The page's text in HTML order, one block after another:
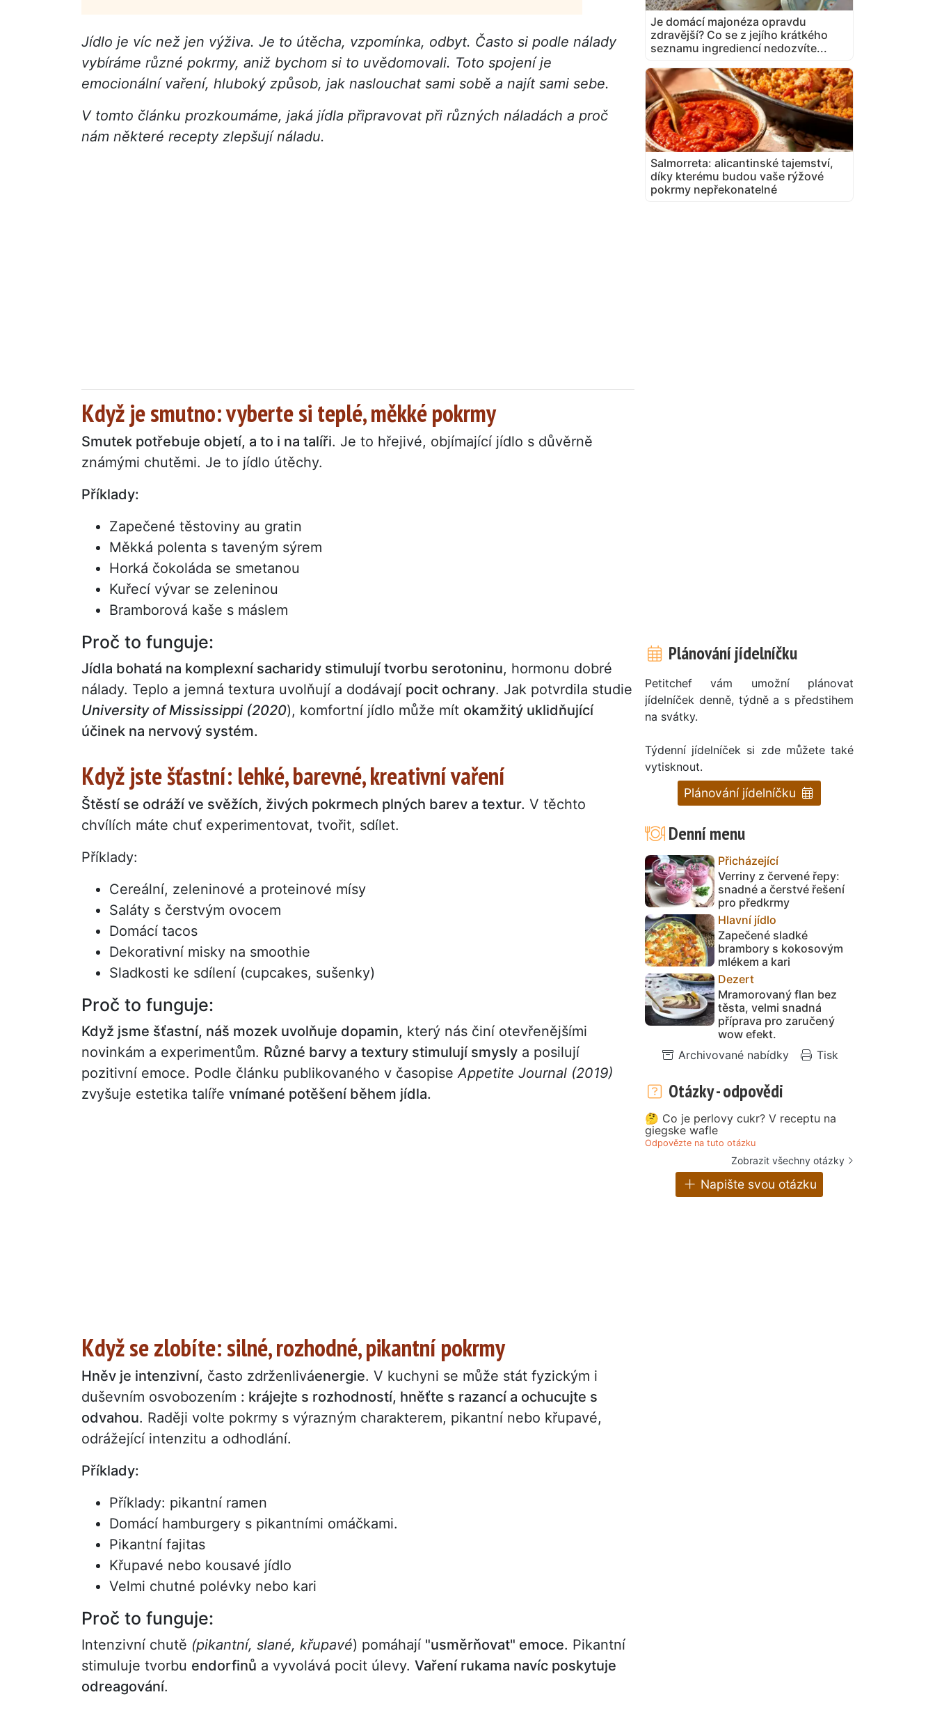
Jídlo je víc než jen výživa. Je to útěcha, vzpomínka, odbyt. Často si podle nálady
vybíráme různé pokrmy, aniž bychom si to uvědomovali. Toto spojení je
emocionální vaření, hluboký způsob, jak naslouchat sami sobě a najít sami sebe.
V tomto článku prozkoumáme, jaká jídla připravovat při různých náladách a proč
nám některé recepty zlepšují náladu.
Když je smutno: vyberte si teplé, měkké pokrmy
Smutek potřebuje objetí, a to i na talíři. Je to hřejivé, objímající jídlo s důvěrně
známými chutěmi. Je to jídlo útěchy.
Příklady:
Zapečené těstoviny au gratin
Měkká polenta s taveným sýrem
Horká čokoláda se smetanou
Kuřecí vývar se zeleninou
Bramborová kaše s máslem
Proč to funguje:
Jídla bohatá na komplexní sacharidy stimulují tvorbu serotoninu, hormonu dobré
nálady. Teplo a jemná textura uvolňují a dodávají pocit ochrany. Jak potvrdila studie
University of Mississippi (2020), komfortní jídlo může mít okamžitý uklidňující
účinek na nervový systém.
Když jste šťastní: lehké, barevné, kreativní vaření
Štěstí se odráží ve svěžích, živých pokrmech plných barev a textur. V těchto
chvílích máte chuť experimentovat, tvořit, sdílet.
Příklady:
Cereální, zeleninové a proteinové mísy
Saláty s čerstvým ovocem
Domácí tacos
Dekorativní misky na smoothie
Sladkosti ke sdílení (cupcakes, sušenky)
Proč to funguje:
Když jsme šťastní, náš mozek uvolňuje dopamin, který nás činí otevřenějšími
novinkám a experimentům. Různé barvy a textury stimulují smysly a posilují
pozitivní emoce. Podle článku publikovaného v časopise Appetite Journal (2019)
zvyšuje estetika talíře vnímané potěšení během jídla.
Když se zlobíte: silné, rozhodné, pikantní pokrmy
Hněv je intenzivní, často zdrženliváenergie. V kuchyni se může stát fyzickým i
duševním osvobozením : krájejte s rozhodností, hněťte s razancí a ochucujte s
odvahou. Raději volte pokrmy s výrazným charakterem, pikantní nebo křupavé,
odrážející intenzitu a odhodlání.
Příklady:
Příklady: pikantní ramen
Domácí hamburgery s pikantními omáčkami.
Pikantní fajitas
Křupavé nebo kousavé jídlo
Velmi chutné polévky nebo kari
Proč to funguje:
Intenzivní chutě (pikantní, slané, křupavé) pomáhají "usměrňovat" emoce. Pikantní
stimuluje tvorbu endorfinů a vyvolává pocit úlevy. Vaření rukama navíc poskytuje
odreagování.
Je domácí majonéza opravdu
zdravější? Co se z jejího krátkého
seznamu ingrediencí nedozvíte...
Salmorreta: alicantinské tajemství,
díky kterému budou vaše rýžové
pokrmy nepřekonatelné
Plánování jídelníčku
Petitchef vám umožní plánovat
jídelníček denně, týdně a s předstihem
na svátky.
Týdenní jídelníček si zde můžete také
vytisknout.
Plánování jídelníčku
Denní menu
Přicházející
Verriny z červené řepy:
snadné a čerstvé řešení
pro předkrmy
Hlavní jídlo
Zapečené sladké
brambory s kokosovým
mlékem a kari
Dezert
Mramorovaný flan bez
těsta, velmi snadná
příprava pro zaručený
wow efekt.
Archivované nabídky
Tisk
Otázky - odpovědi
🤔 Co je perlovy cukr? V receptu na
giegske wafle
Odpovězte na tuto otázku
Zobrazit všechny otázky
Napište svou otázku